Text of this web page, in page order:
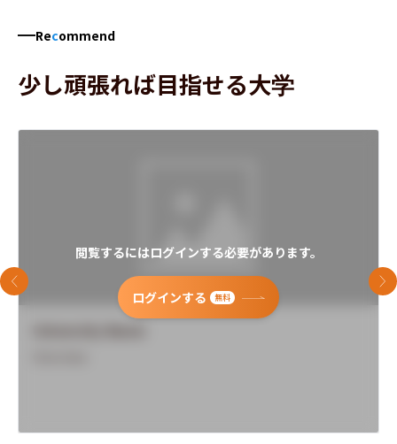
Recommend
少し頑張れば目指せる大学
閲覧するにはログインする必要があります。
ログインする 無料
前のスライド 次